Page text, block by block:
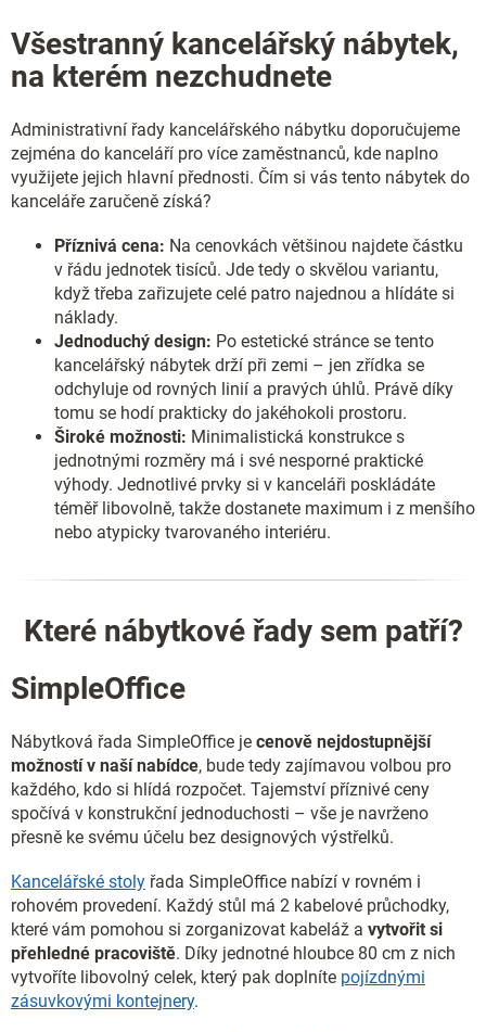
c
í
p
v
k
ý
p
i
s
u
Všestranný kancelářský nábytek,
na kterém nezchudnete
Administrativní řady kancelářského nábytku doporučujeme
zejména do kanceláří pro více zaměstnanců, kde naplno
využijete jejich hlavní přednosti. Čím si vás tento nábytek do
kanceláře zaručeně získá?
Příznivá cena: Na cenovkách většinou najdete částku
v řádu jednotek tisíců. Jde tedy o skvělou variantu,
když třeba zařizujete celé patro najednou a hlídáte si
náklady.
Jednoduchý design: Po estetické stránce se tento
kancelářský nábytek drží při zemi – jen zřídka se
odchyluje od rovných linií a pravých úhlů. Právě díky
tomu se hodí prakticky do jakéhokoli prostoru.
Široké možnosti: Minimalistická konstrukce s
jednotnými rozměry má i své nesporné praktické
výhody. Jednotlivé prvky si v kanceláři poskládáte
téměř libovolně, takže dostanete maximum i z menšího
nebo atypicky tvarovaného interiéru.
Které nábytkové řady sem patří?
SimpleOffice
Nábytková řada SimpleOffice je cenově nejdostupnější
možností v naší nabídce, bude tedy zajímavou volbou pro
každého, kdo si hlídá rozpočet. Tajemství příznivé ceny
spočívá v konstrukční jednoduchosti – vše je navrženo
přesně ke svému účelu bez designových výstřelků.
Kancelářské stoly řada SimpleOffice nabízí v rovném i
rohovém provedení. Každý stůl má 2 kabelové průchodky,
které vám pomohou si zorganizovat kabeláž a vytvořit si
přehledné pracoviště. Díky jednotné hloubce 80 cm z nich
vytvoříte libovolný celek, který pak doplníte pojízdnými
zásuvkovými kontejnery.